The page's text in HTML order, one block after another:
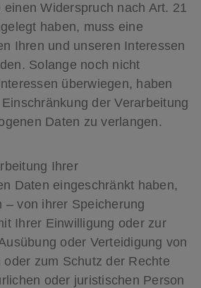
Widerspruch nach Art. 21
haben, muss eine
Ihren und unseren Interessen
Solange noch nicht
überwiegen, haben
der Verarbeitung
Daten zu verlangen.
Ihrer
Daten eingeschränkt haben,
– von ihrer Speicherung
Ihrer Einwilligung oder zur
oder Verteidigung von
zum Schutz der Rechte
oder juristischen Person